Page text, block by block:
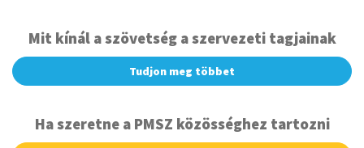
Mit kínál a szövetség a szervezeti tagjainak
Tudjon meg többet
Ha szeretne a PMSZ közösséghez tartozni